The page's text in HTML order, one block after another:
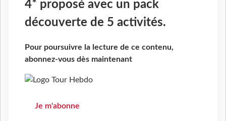
4* proposé avec un pack
découverte de 5 activités.
Pour poursuivre la lecture de ce contenu,
abonnez-vous dès maintenant
Je m'abonne